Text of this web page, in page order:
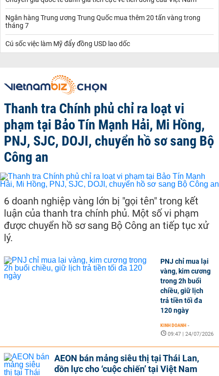
Ngân hàng Trung ương Trung Quốc mua thêm 20 tấn vàng trong
tháng 7
Cú sốc việc làm Mỹ đẩy đồng USD lao dốc
Thanh tra Chính phủ chỉ ra loạt vi
phạm tại Bảo Tín Mạnh Hải, Mi Hồng,
PNJ, SJC, DOJI, chuyển hồ sơ sang Bộ
Công an
6 doanh nghiệp vàng lớn bị "gọi tên" trong kết
luận của thanh tra chính phủ. Một số vi phạm
được chuyển hồ sơ sang Bộ Công an tiếp tục xử
lý.
PNJ chỉ mua lại
vàng, kim cương
trong 2h buổi
chiều, giữ lịch
trả tiền tối đa
120 ngày
KINH DOANH -
09:47 | 24/07/2026
AEON bán mảng siêu thị tại Thái Lan,
dồn lực cho ‘cuộc chiến’ tại Việt Nam